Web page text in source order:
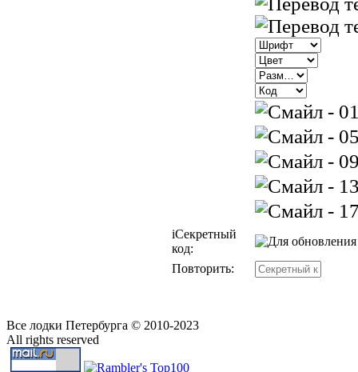
iСекретный
код:
Повторить:
Все лодки Петербурга © 2010-2023
All rights reserved